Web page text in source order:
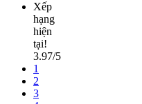
Xếp
hạng
hiện
tại!
3.97/5
1
2
3